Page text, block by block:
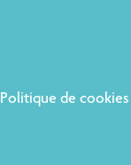
Politique de cookies